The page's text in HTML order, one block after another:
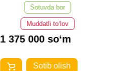
Sotuvda bor
Muddatli to‘lov
1 375 000 so‘m
Sotib olish